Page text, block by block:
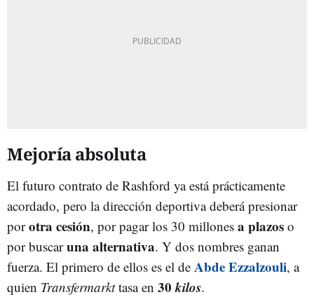
Mejoría absoluta
El futuro contrato de Rashford ya está prácticamente
acordado, pero la dirección deportiva deberá presionar
porotra cesión, por pagar los 30 millones a plazos o
por buscaruna alternativa. Y dos nombres ganan
fuerza. El primero de ellos es el de Abde Ezzalzouli, a
quien Transfermarkttasa en 30kilos.